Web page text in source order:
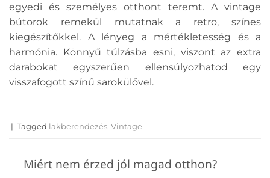
egyedi és személyes otthont teremt. A vintage
bútorok remekül mutatnak a retro, színes
kiegészítőkkel. A lényeg a mértékletesség és a
harmónia. Könnyű túlzásba esni, viszont az extra
darabokat egyszerűen ellensúlyozhatod egy
visszafogott színű sarokülővel.
| Tagged lakberendezés, Vintage
Miért nem érzed jól magad otthon?